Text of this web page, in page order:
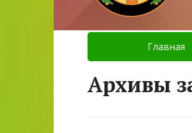
Главная
Архивы